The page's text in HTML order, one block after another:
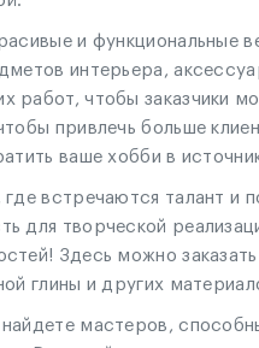
и функциональные
интерьера,
чтобы заказчики
привлечь больше
ваше хобби в
встречаются талант и
для творческой
Здесь можно
глины и других
мастеров,